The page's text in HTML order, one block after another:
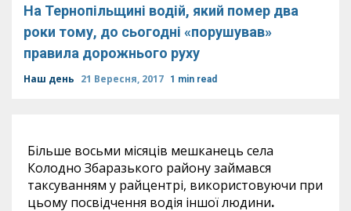
На Тернопільщині водій, який помер два
роки тому, до сьогодні «порушував»
правила дорожнього руху
Наш день 21 Вересня, 2017 1 min read
Більше восьми місяців мешканець села
Колодно Збаразького району займався
таксуванням у райцентрі, використовуючи при
цьому посвідчення водія іншої людини.